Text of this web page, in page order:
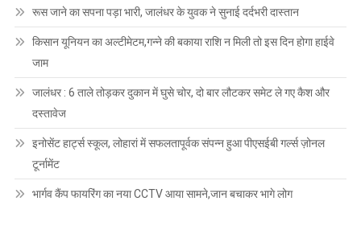
रूस जाने का सपना पड़ा भारी, जालंधर के युवक ने सुनाई दर्दभरी दास्तान
किसान यूनियन का अल्टीमेटम,गन्ने की बकाया राशि न मिली तो इस दिन होगा हाईवे
जाम
जालंधर : 6 ताले तोड़कर दुकान में घुसे चोर, दो बार लौटकर समेट ले गए कैश और
दस्तावेज
इनोसेंट हार्ट्स स्कूल, लोहारां में सफलतापूर्वक संपन्न हुआ पीएसईबी गर्ल्स ज़ोनल
टूर्नामेंट
भार्गव कैंप फायरिंग का नया CCTV आया सामने,जान बचाकर भागे लोग